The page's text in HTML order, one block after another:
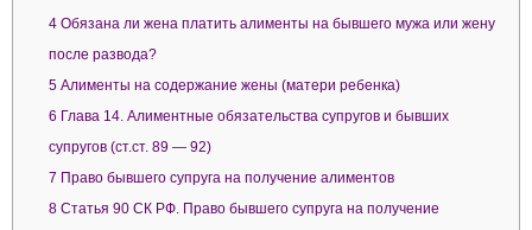
4 Обязана ли жена платить алименты на бывшего мужа или жену
после развода?
5 Алименты на содержание жены (матери ребенка)
6 Глава 14. Алиментные обязательства супругов и бывших
супругов (ст.ст. 89 — 92)
7 Право бывшего супруга на получение алиментов
8 Статья 90 СК РФ. Право бывшего супруга на получение